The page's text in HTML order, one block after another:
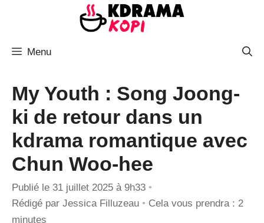
Menu
My Youth : Song Joong-
ki de retour dans un
kdrama romantique avec
Chun Woo-hee
Publié le 31 juillet 2025 à 9h33 •
Rédigé par Jessica Filluzeau • Cela vous prendra : 2
minutes